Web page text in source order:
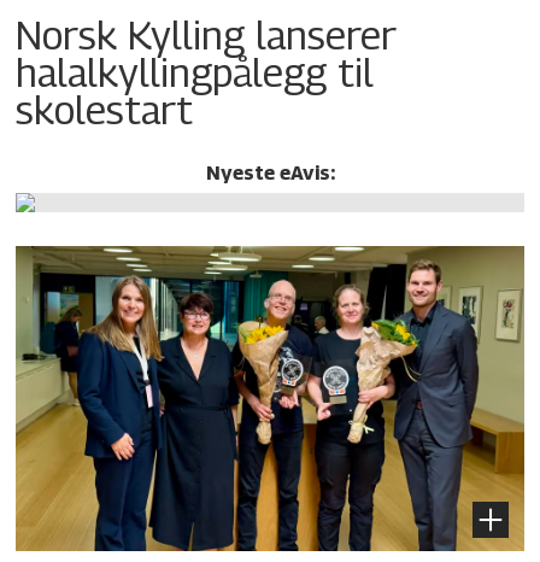
Norsk Kylling lanserer
halalkylling­pålegg til
skolestart
Nyeste eAvis: